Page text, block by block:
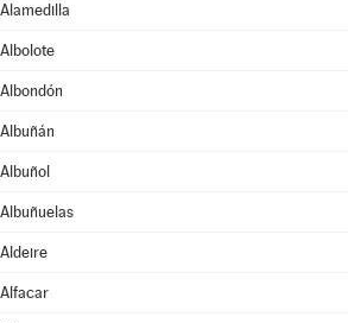
Alamedilla
Albolote
Albondón
Albuñán
Albuñol
Albuñuelas
Aldeire
Alfacar